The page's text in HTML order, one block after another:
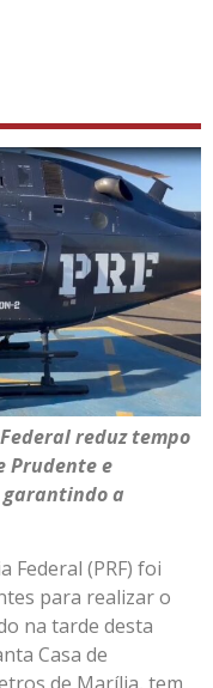
reduz tempo
Prudente e
garantindo a
Federal (PRF) foi
para realizar o
na tarde desta
Casa de